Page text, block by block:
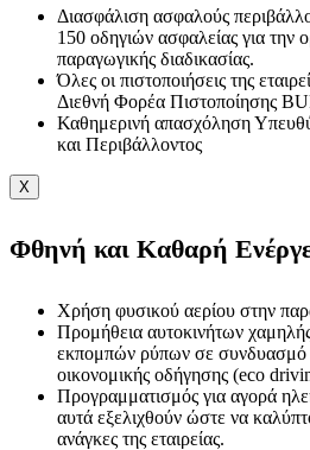
Διασφάλιση ασφαλούς
150 οδηγιών ασφαλείας για την
παραγωγικής διαδικασίας.
Όλες οι πιστοποιήσεις της
Διεθνή Φορέα Πιστοποίησης
Καθημερινή απασχόληση
και Περιβάλλοντος
X
Φθηνή και Καθαρή
Χρήση φυσικού αερίου στην
Προμήθεια αυτοκινήτων
εκπομπών ρύπων σε συνδυασμό
οικονομικής οδήγησης (eco
Προγραμματισμός για αγορά
αυτά εξελιχθούν ώστε να
ανάγκες της εταιρείας.